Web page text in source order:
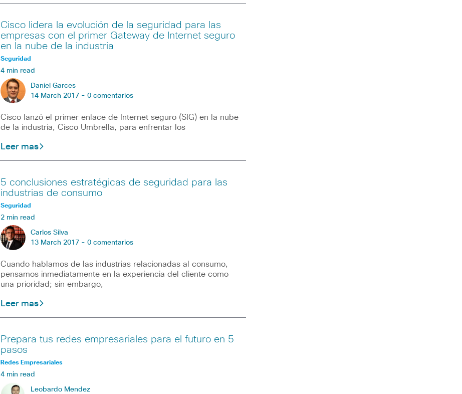
Cisco lidera la evolución de la seguridad para las
empresas con el primer Gateway de Internet seguro
en la nube de la industria
Seguridad
4 min read
Daniel Garces
14 March 2017 - 0 comentarios
Cisco lanzó el primer enlace de Internet seguro (SIG) en la nube
de la industria, Cisco Umbrella, para enfrentar los
Leer mas
5 conclusiones estratégicas de seguridad para las
industrias de consumo
Seguridad
2 min read
Carlos Silva
13 March 2017 - 0 comentarios
Cuando hablamos de las industrias relacionadas al consumo,
pensamos inmediatamente en la experiencia del cliente como
una prioridad; sin embargo,
Leer mas
Prepara tus redes empresariales para el futuro en 5
pasos
Redes Empresariales
4 min read
Leobardo Mendez